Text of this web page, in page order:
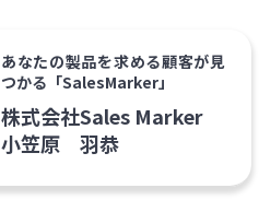
あなたの製品を求める顧客が見
つかる「SalesMarker」
株式会社Sales Marker
小笠原 羽恭